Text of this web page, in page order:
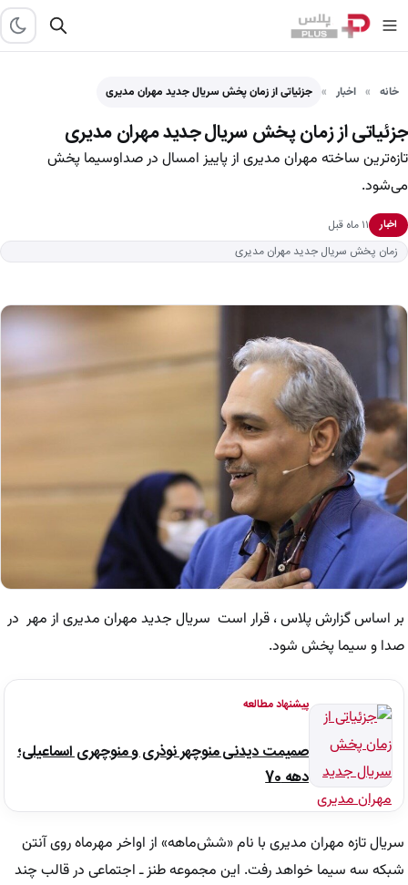
خانه اخبار جزئیاتی از زمان پخش سریال جدید مهران مدیری
جزئیاتی از زمان پخش سریال جدید مهران مدیری
تازه‌ترین ساخته مهران مدیری از پاییز امسال در صداوسیما پخش
می‌شود.
اخبار
۱۱ ماه قبل
زمان پخش سریال جدید مهران مدیری
بر اساس گزارش پلاس ، قرار است سریال جدید مهران مدیری از مهر در
صدا و سیما پخش شود.
پیشنهاد مطالعه
صمیمت دیدنی منوچهر نوذری و منوچهری اسماعیلی؛
دهه 70
سریال تازه مهران مدیری با نام «شش‌ماهه» از اواخر مهرماه روی آنتن
شبکه سه سیما خواهد رفت. این مجموعه طنز ـ اجتماعی در قالب چند